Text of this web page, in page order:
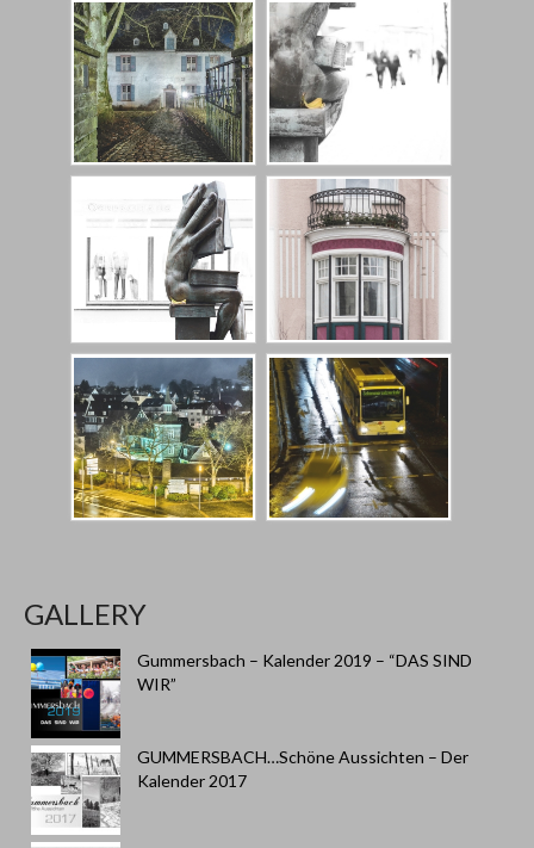
GALLERY
Gummersbach – Kalender 2019 – “DAS SIND
WIR”
GUMMERSBACH…Schöne Aussichten – Der
Kalender 2017